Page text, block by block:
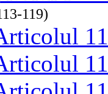
119)